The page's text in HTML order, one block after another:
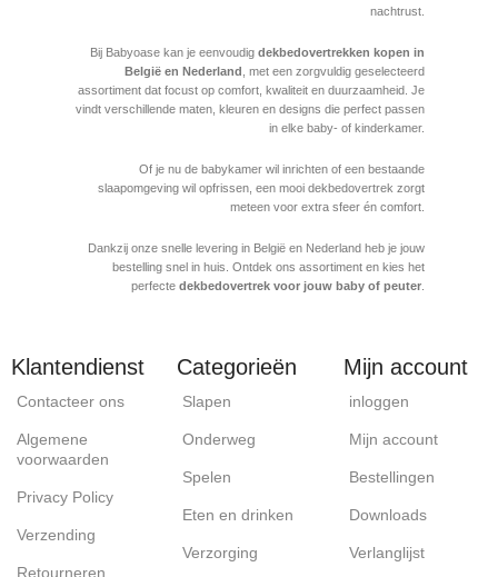
nachtrust.
Bij Babyoase kan je eenvoudig dekbedovertrekken kopen in
België en Nederland , met een zorgvuldig geselecteerd
assortiment dat focust op comfort, kwaliteit en duurzaamheid. Je
vindt verschillende maten, kleuren en designs die perfect passen
in elke baby- of kinderkamer.
Of je nu de babykamer wil inrichten of een bestaande
slaapomgeving wil opfrissen, een mooi dekbedovertrek zorgt
meteen voor extra sfeer én comfort.
Dankzij onze snelle levering in België en Nederland heb je jouw
bestelling snel in huis. Ontdek ons assortiment en kies het
perfecte dekbedovertrek voor jouw baby of peuter.
Klantendienst
Contacteer ons
Algemene
voorwaarden
Privacy Policy
Verzending
Retourneren
Categorieën
Slapen
Onderweg
Spelen
Eten en drinken
Verzorging
Mijn account
inloggen
Mijn account
Bestellingen
Downloads
Verlanglijst